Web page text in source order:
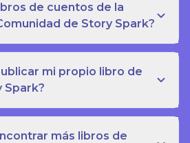
de cuentos de la
de Story Spark?
mi propio libro de
Spark?
más libros de